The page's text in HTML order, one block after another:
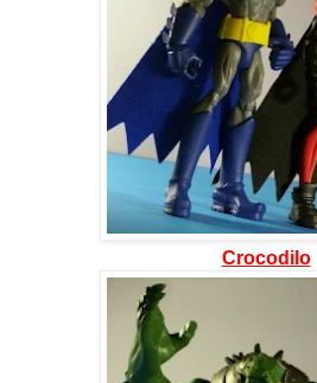
Crocodilo